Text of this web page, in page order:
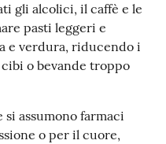
gli alcolici, il caffè e le
pasti leggeri e
e verdura, riducendo i
o bevande troppo
si assumono farmaci
o per il cuore,